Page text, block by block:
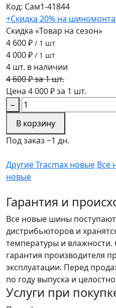
Код: Сам1-41844
+Скидка 20% на
Скидка «Товар на сезон»
4 600 ₽ / 1 шт
4 000 ₽ / 1 шт
4 шт. в наличии
4 600 ₽ за 1 шт.
Цена 4 000 ₽ за 1 шт.
−
В корзину
Под заказ ~1 дн.
Другие Tracmax новые Все
новые
Гарантия и
Все новые шины
дистрибьюторов и
температуры и влажности.
гарантия производителя
эксплуатации. Перед
по году выпуска и
Услуги при